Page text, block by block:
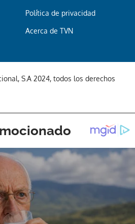
a nuestro boletín.
ACEPTAR
Política de privacidad
Acerca de TVN
S.A 2024, todos los derechos